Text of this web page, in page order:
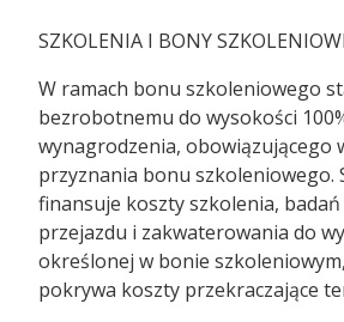
SZKOLENIA I BONY
W ramach bonu szkoleniowego
bezrobotnemu do wysokości
wynagrodzenia, obowiązującego
przyznania bonu szkoleniowego.
finansuje koszty szkolenia,
przejazdu i zakwaterowania do
określonej w bonie
pokrywa koszty przekraczające